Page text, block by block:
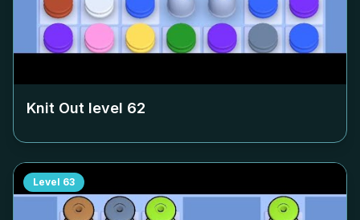
Knit Out level 62
Level 63